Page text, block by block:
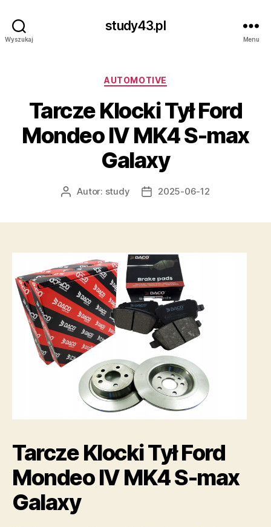
Wyszukaj
study43.pl
Menu
Kategorie
AUTOMOTIVE
Tarcze Klocki Tył Ford
Mondeo IV MK4 S-max
Galaxy
AutorAutor: study
Data2025-06-12
Tarcze Klocki Tył Ford
Mondeo IV MK4 S-max
Galaxy